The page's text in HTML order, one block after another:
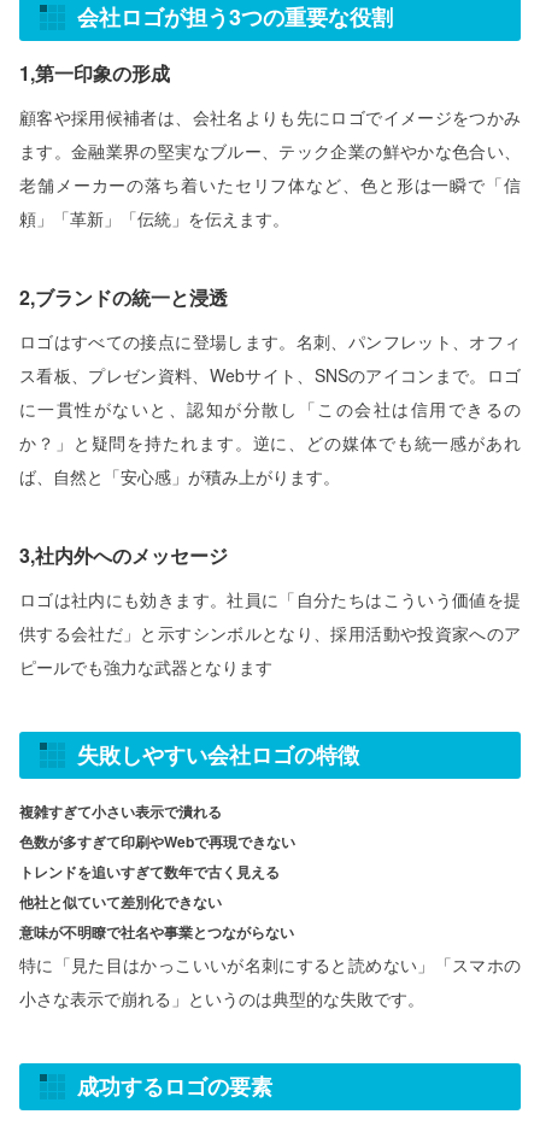
会社ロゴが担う3つの重要な役割
1,第一印象の形成
顧客や採用候補者は、会社名よりも先にロゴでイメージをつかみ
ます。金融業界の堅実なブルー、テック企業の鮮やかな色合い、
老舗メーカーの落ち着いたセリフ体など、色と形は一瞬で「信
頼」「革新」「伝統」を伝えます。
2,ブランドの統一と浸透
ロゴはすべての接点に登場します。名刺、パンフレット、オフィ
ス看板、プレゼン資料、Webサイト、SNSのアイコンまで。ロゴ
に一貫性がないと、認知が分散し「この会社は信用できるの
か？」と疑問を持たれます。逆に、どの媒体でも統一感があれ
ば、自然と「安心感」が積み上がります。
3,社内外へのメッセージ
ロゴは社内にも効きます。社員に「自分たちはこういう価値を提
供する会社だ」と示すシンボルとなり、採用活動や投資家へのア
ピールでも強力な武器となります
失敗しやすい会社ロゴの特徴
複雑すぎて小さい表示で潰れる
色数が多すぎて印刷やWebで再現できない
トレンドを追いすぎて数年で古く見える
他社と似ていて差別化できない
意味が不明瞭で社名や事業とつながらない
特に「見た目はかっこいいが名刺にすると読めない」「スマホの
小さな表示で崩れる」というのは典型的な失敗です。
成功するロゴの要素